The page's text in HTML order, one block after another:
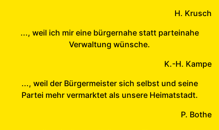
H. Krusch
..., weil ich mir eine bürgernahe statt parteinahe
Verwaltung wünsche.
K.-H. Kampe
..., weil der Bürgermeister sich selbst und seine
Partei mehr vermarktet als unsere Heimatstadt.
P. Bothe